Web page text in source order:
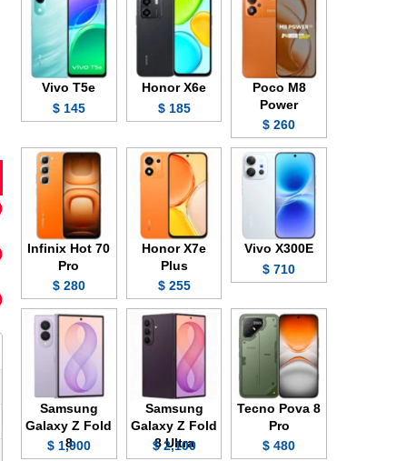
Poco M8
Power
260 $
Honor X6e
185 $
Vivo T5e
145 $
Vivo X300E
710 $
Honor X7e
Plus
255 $
Infinix Hot 70
Pro
280 $
Tecno Pova 8
Pro
480 $
Samsung
Galaxy Z Fold
8 Ultra
2,100 $
Samsung
Galaxy Z Fold
8
1,900 $